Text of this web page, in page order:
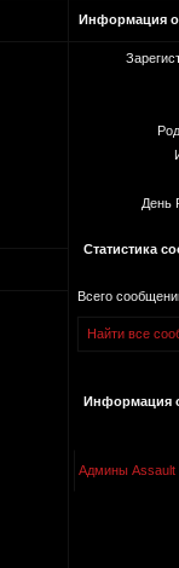
Информация о
День
Статистика
Всего
Найти все
Информация
Админы Assault